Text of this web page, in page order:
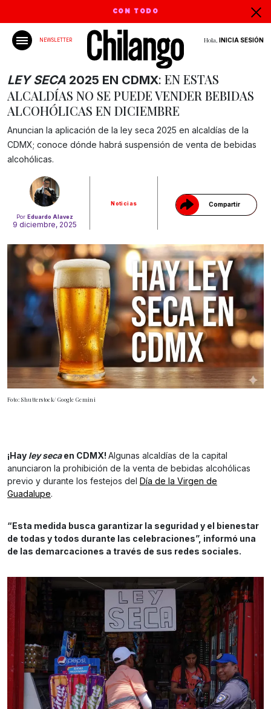
CON TODO
NEWSLETTER Hola, INICIA SESIÓN
PorEduardo Alavez
9 diciembre, 2025
Noticias Compartir
Gracias!
LEY SECA 2025 EN CDMX: EN ESTAS
ALCALDÍAS NO SE PUEDE VENDER BEBIDAS
ALCOHÓLICAS EN DICIEMBRE
Anuncian la aplicación de la ley seca 2025 en alcaldías de la
CDMX; conoce dónde habrá suspensión de venta de bebidas
alcohólicas.
Foto: Shutterstock/ Google Gemini
¡Hay ley secaen CDMX! Algunas alcaldías de la capital
anunciaron la prohibición de la venta de bebidas alcohólicas
previo y durante los festejos del Día de la Virgen de
Guadalupe.
“Esta medida busca garantizar la seguridad y el bienestar
de todas y todos durante las celebraciones”, informó una
de las demarcaciones a través de sus redes sociales.